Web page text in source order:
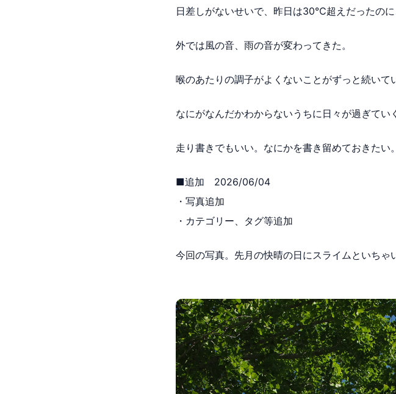
日差しがないせいで、昨日は30℃超えだったの
外では風の音、雨の音が変わってきた。
喉のあたりの調子がよくないことがずっと続いて
なにがなんだかわからないうちに日々が過ぎてい
走り書きでもいい。なにかを書き留めておきたい。
■追加 2026/06/04
・写真追加
・カテゴリー、タグ等追加
今回の写真。先月の快晴の日にスライムといちゃ